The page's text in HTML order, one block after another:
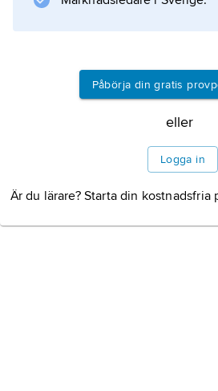
Påbörja din gratis
eller
Logga in
Är du lärare? Starta din kostnadsfria